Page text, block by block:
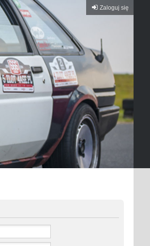
Zaloguj się